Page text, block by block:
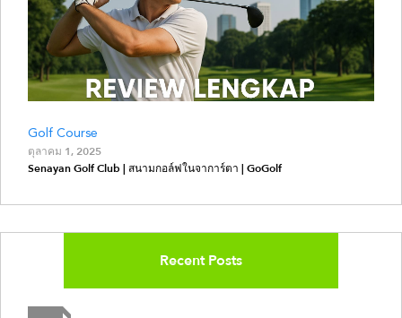
Golf Course
ตุลาคม 1, 2025
Senayan Golf Club | สนามกอล์ฟในจาการ์ตา | GoGolf
Recent Posts